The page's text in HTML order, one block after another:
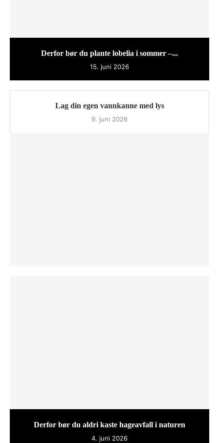
Derfor bør du plante lobelia i sommer –...
15. juni 2026
Lag din egen vannkanne med lys
9. juni 2026
Derfor bør du aldri kaste hageavfall i naturen
4. juni 2026